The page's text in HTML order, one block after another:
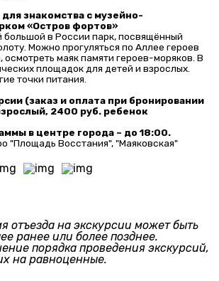
знакомства с музейно-
«Остров фортов»
большой в России парк, посвящённый
Можно прогуляться по Аллее героев
осмотреть маяк памяти героев-моряков. В
площадок для детей и взрослых.
точки питания.
(заказ и оплата при бронировании
2400 руб. ребенок
в центре города ~ до 18:00.
"Площадь Восстания", "Маяковская"
отъезда на экскурсии может быть
ранее или более позднее.
порядка проведения экскурсий,
на равноценные.